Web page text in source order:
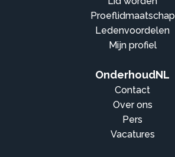
Proeflidmaatschap
Ledenvoordelen
Mijn profiel
OnderhoudNL
Contact
Over ons
Pers
Vacatures